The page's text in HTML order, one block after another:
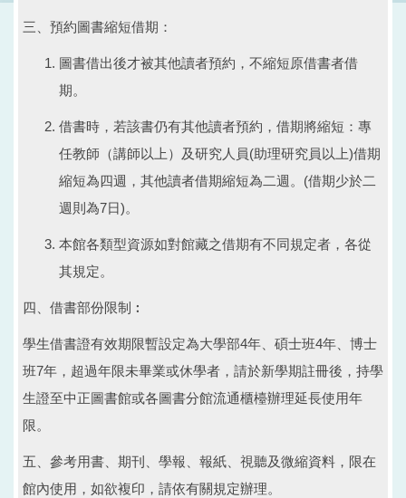
三、預約圖書縮短借期：
圖書借出後才被其他讀者預約，不縮短原借書者借
期。
借書時，若該書仍有其他讀者預約，借期將縮短：專
任教師（講師以上）及研究人員(助理研究員以上)借期
縮短為四週，其他讀者借期縮短為二週。(借期少於二
週則為7日)。
本館各類型資源如對館藏之借期有不同規定者，各從
其規定。
四、借書部份限制︰
學生借書證有效期限暫設定為大學部4年、碩士班4年、博士
班7年，超過年限未畢業或休學者，請於新學期註冊後，持學
生證至中正圖書館或各圖書分館流通櫃檯辦理延長使用年
限。
五、參考用書、期刊、學報、報紙、視聽及微縮資料，限在
館內使用，如欲複印，請依有關規定辦理。